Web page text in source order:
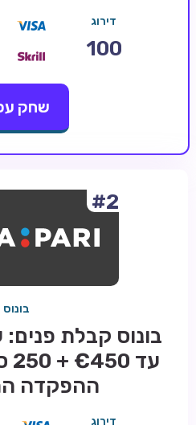
בונוסים בקזינו אונליין
טיפים
דירוג
100
שחק
#2
בונוס
ההפקדה
דירוג